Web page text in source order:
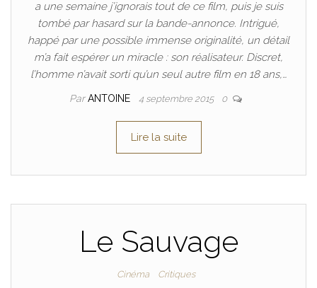
a une semaine j’ignorais tout de ce film, puis je suis
tombé par hasard sur la bande-annonce. Intrigué,
happé par une possible immense originalité, un détail
m’a fait espérer un miracle : son réalisateur. Discret,
l’homme n’avait sorti qu’un seul autre film en 18 ans,…
ParANTOINE 4 septembre 2015 0
Lire la suite
Le Sauvage
Cinéma Critiques